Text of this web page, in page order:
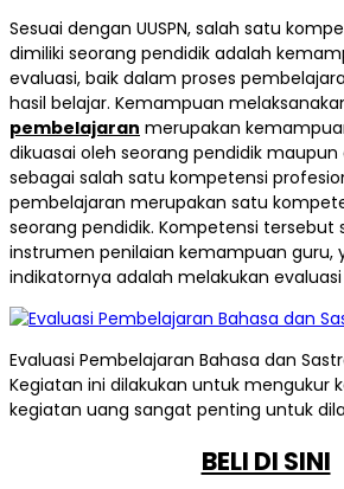
Sesuai dengan UUSPN, salah satu
dimiliki seorang pendidik adalah
evaluasi, baik dalam proses
hasil belajar. Kemampuan
pembelajaran merupakan
dikuasai oleh seorang pendidik
sebagai salah satu kompetensi
pembelajaran merupakan satu
seorang pendidik. Kompetensi tersebut
instrumen penilaian kemampuan guru,
indikatornya adalah melakukan
Evaluasi Pembelajaran Bahasa dan
Kegiatan ini dilakukan untuk
kegiatan uang sangat penting untuk
BELI DI SINI